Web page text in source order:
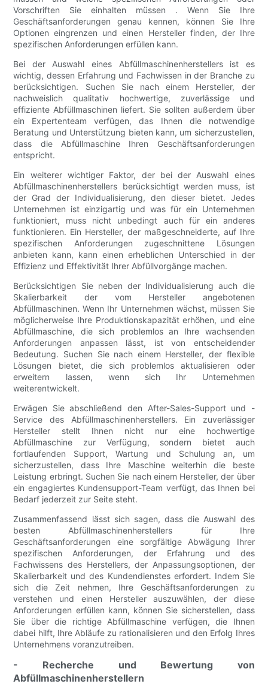
Vorschriften Sie einhalten müssen . Wenn Sie Ihre
Geschäftsanforderungen genau kennen, können Sie Ihre
Optionen eingrenzen und einen Hersteller finden, der Ihre
spezifischen Anforderungen erfüllen kann.
Bei der Auswahl eines Abfüllmaschinenherstellers ist es
wichtig, dessen Erfahrung und Fachwissen in der Branche zu
berücksichtigen. Suchen Sie nach einem Hersteller, der
nachweislich qualitativ hochwertige, zuverlässige und
effiziente Abfüllmaschinen liefert. Sie sollten außerdem über
ein Expertenteam verfügen, das Ihnen die notwendige
Beratung und Unterstützung bieten kann, um sicherzustellen,
dass die Abfüllmaschine Ihren Geschäftsanforderungen
entspricht.
Ein weiterer wichtiger Faktor, der bei der Auswahl eines
Abfüllmaschinenherstellers berücksichtigt werden muss, ist
der Grad der Individualisierung, den dieser bietet. Jedes
Unternehmen ist einzigartig und was für ein Unternehmen
funktioniert, muss nicht unbedingt auch für ein anderes
funktionieren. Ein Hersteller, der maßgeschneiderte, auf Ihre
spezifischen Anforderungen zugeschnittene Lösungen
anbieten kann, kann einen erheblichen Unterschied in der
Effizienz und Effektivität Ihrer Abfüllvorgänge machen.
Berücksichtigen Sie neben der Individualisierung auch die
Skalierbarkeit der vom Hersteller angebotenen
Abfüllmaschinen. Wenn Ihr Unternehmen wächst, müssen Sie
möglicherweise Ihre Produktionskapazität erhöhen, und eine
Abfüllmaschine, die sich problemlos an Ihre wachsenden
Anforderungen anpassen lässt, ist von entscheidender
Bedeutung. Suchen Sie nach einem Hersteller, der flexible
Lösungen bietet, die sich problemlos aktualisieren oder
erweitern lassen, wenn sich Ihr Unternehmen
weiterentwickelt.
Erwägen Sie abschließend den After-Sales-Support und -
Service des Abfüllmaschinenherstellers. Ein zuverlässiger
Hersteller stellt Ihnen nicht nur eine hochwertige
Abfüllmaschine zur Verfügung, sondern bietet auch
fortlaufenden Support, Wartung und Schulung an, um
sicherzustellen, dass Ihre Maschine weiterhin die beste
Leistung erbringt. Suchen Sie nach einem Hersteller, der über
ein engagiertes Kundensupport-Team verfügt, das Ihnen bei
Bedarf jederzeit zur Seite steht.
Zusammenfassend lässt sich sagen, dass die Auswahl des
besten Abfüllmaschinenherstellers für Ihre
Geschäftsanforderungen eine sorgfältige Abwägung Ihrer
spezifischen Anforderungen, der Erfahrung und des
Fachwissens des Herstellers, der Anpassungsoptionen, der
Skalierbarkeit und des Kundendienstes erfordert. Indem Sie
sich die Zeit nehmen, Ihre Geschäftsanforderungen zu
verstehen und einen Hersteller auszuwählen, der diese
Anforderungen erfüllen kann, können Sie sicherstellen, dass
Sie über die richtige Abfüllmaschine verfügen, die Ihnen
dabei hilft, Ihre Abläufe zu rationalisieren und den Erfolg Ihres
Unternehmens voranzutreiben.
- Recherche und Bewertung von
Abfüllmaschinenherstellern